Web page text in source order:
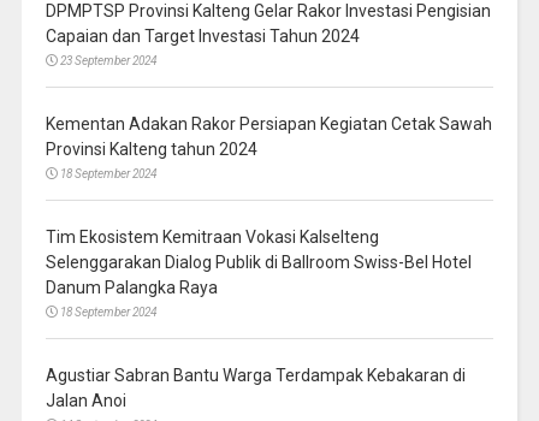
DPMPTSP Provinsi Kalteng Gelar Rakor Investasi Pengisian
Capaian dan Target Investasi Tahun 2024
23 September 2024
Kementan Adakan Rakor Persiapan Kegiatan Cetak Sawah
Provinsi Kalteng tahun 2024
18 September 2024
Tim Ekosistem Kemitraan Vokasi Kalselteng
Selenggarakan Dialog Publik di Ballroom Swiss-Bel Hotel
Danum Palangka Raya
18 September 2024
Agustiar Sabran Bantu Warga Terdampak Kebakaran di
Jalan Anoi